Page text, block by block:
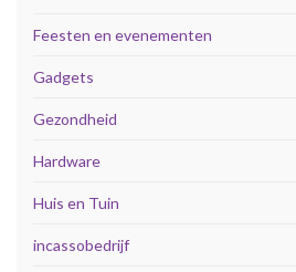
Feesten en evenementen
Gadgets
Gezondheid
Hardware
Huis en Tuin
incassobedrijf